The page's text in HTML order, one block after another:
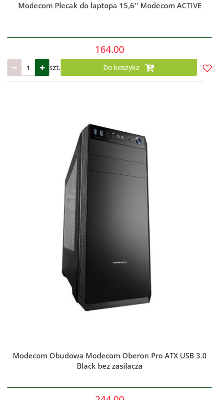
Modecom Plecak do laptopa 15,6'' Modecom ACTIVE
164.00
szt. Do koszyka
Modecom Obudowa Modecom Oberon Pro ATX USB 3.0
Black bez zasilacza